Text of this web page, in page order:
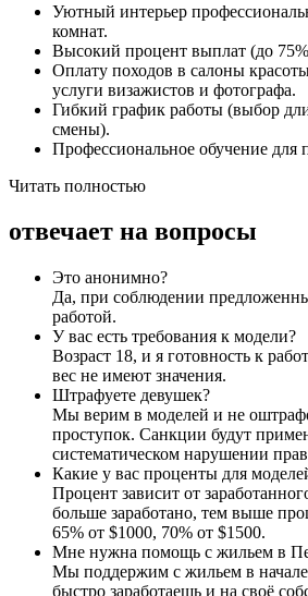
Уютный интерьер
комнат.
Высокий процент выплат (до
Оплату походов в салоны
услуги визажистов и фотографа.
Гибкий график работы (выбор
смены).
Профессиональное обучение для
Читать полностью
отвечает на вопросы
Это анонимно?
Да, при соблюдении
работой.
У вас есть требования к модели?
Возраст 18, и я готовность к
вес не имеют значения.
Штрафуете девушек?
Мы верим в моделей и не
проступок. Санкции будут
систематическом нарушении
Какие у вас проценты для
Процент зависит от
больше заработано, тем выше
65% от $1000, 70% от $1500.
Мне нужна помощь с жильем в
Мы поддержим с жильем в
быстро заработаешь и на своё